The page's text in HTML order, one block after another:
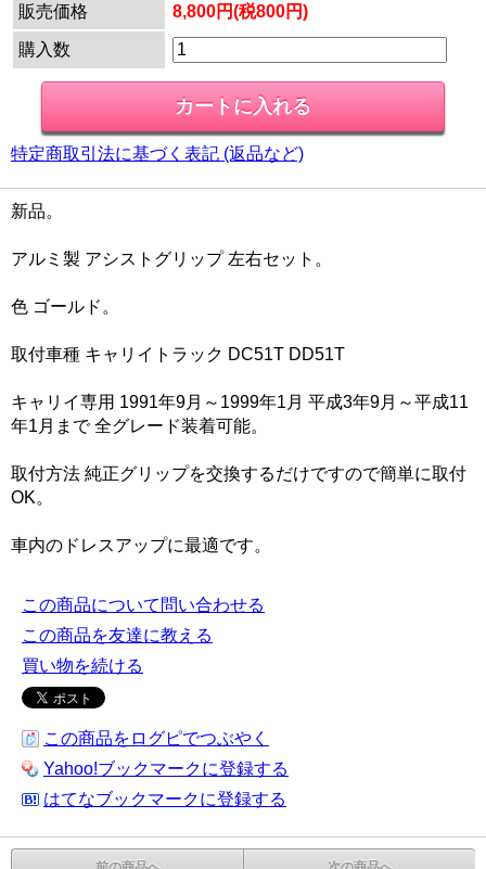
販売価格 8,800円(税800円)
購入数
特定商取引法に基づく表記 (返品など)
新品。
アルミ製 アシストグリップ 左右セット。
色 ゴールド。
取付車種 キャリイトラック DC51T DD51T
キャリイ専用 1991年9月～1999年1月 平成3年9月～平成11
年1月まで 全グレード装着可能。
取付方法 純正グリップを交換するだけですので簡単に取付
OK。
車内のドレスアップに最適です。
この商品について問い合わせる
この商品を友達に教える
買い物を続ける
この商品をログピでつぶやく
Yahoo!ブックマークに登録する
はてなブックマークに登録する